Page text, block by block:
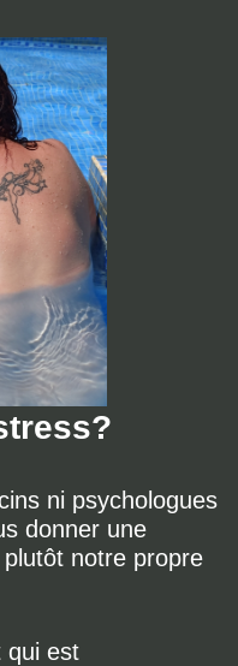
ni psychologues
donner une
notre propre
qui est